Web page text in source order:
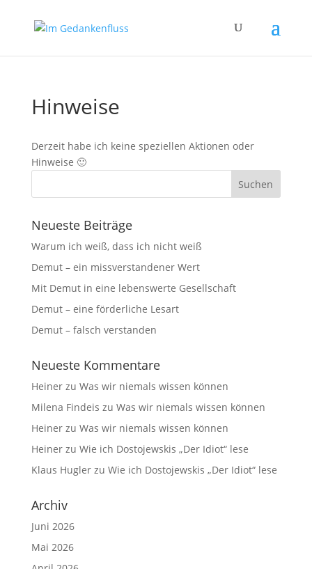
Hinweise
Derzeit habe ich keine speziellen Aktionen oder
Hinweise 🙂
Neueste Beiträge
Warum ich weiß, dass ich nicht weiß
Demut – ein missverstandener Wert
Mit Demut in eine lebenswerte Gesellschaft
Demut – eine förderliche Lesart
Demut – falsch verstanden
Neueste Kommentare
Heinerzu Was wir niemals wissen können
Milena Findeis zu Was wir niemals wissen können
Heinerzu Was wir niemals wissen können
Heinerzu Wie ich Dostojewskis „Der Idiot“ lese
Klaus Huglerzu Wie ich Dostojewskis „Der Idiot“ lese
Archiv
Juni 2026
Mai 2026